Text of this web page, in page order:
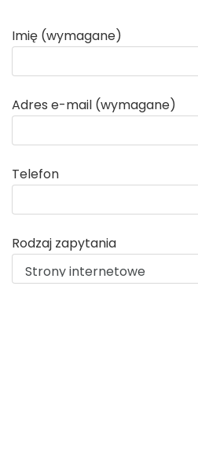
Imię (wymagane)
Adres e-mail (wymagane)
Telefon
Rodzaj zapytania